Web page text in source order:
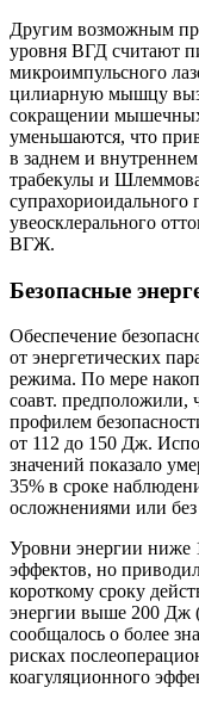
Другим возможным
уровня ВГД считают
микроимпульсного
цилиарную мышцу
сокращении
уменьшаются, что
в заднем и
трабекулы и
супрахориоидального
увеосклерального
ВГЖ.
Безопасные
Обеспечение
от энергетических
режима. По мере
соавт. предположили,
профилем
от 112 до 150 Дж.
значений показало
35% в сроке
осложнениями или
Уровни энергии
эффектов, но
короткому сроку
энергии выше 200 Дж
сообщалось о более
рисках
коагуляционного